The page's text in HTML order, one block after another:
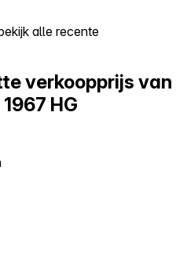
alle recente
verkoopprijs van
1967 HG